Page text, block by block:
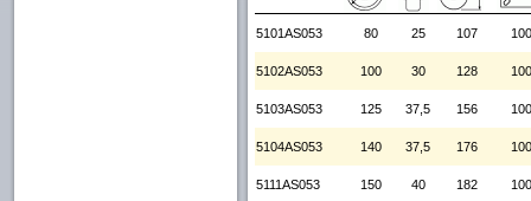
5101AS053 80 25 107
5102AS053 100 30 128
5103AS053 125 37,5 156
5104AS053 140 37,5 176
5111AS053 150 40 182